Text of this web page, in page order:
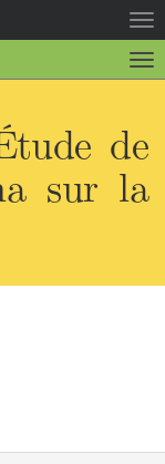
la
la
de
sur la